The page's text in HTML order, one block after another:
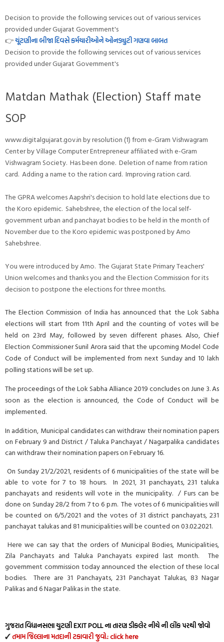
Decision to provide the following services out of various services
provided under Gujarat Government's
👉ચૂંટણીના બીજા દિવસે કર્મચારીઓને ઓનડ્યુટી ગણવા બાબત
Decision to provide the following services out of various services
provided under Gujarat Government's
Matdan Mathak (Election) Staff mate
SOP
www.digitalgujarat.gov.in by resolution (1) from e-Gram Vishwagram
Center by Village Computer Entrepreneur affiliated with e-Gram
Vishwagram Society. Has been done. Deletion of name from ration
card. Adding a name to the ration card. Improving ration card.
The GPRA welcomes Aapshri's decision to hold late elections due to
the Koro epidemic. Sahebshree, the election of the local self-
government urban and panchayat bodies to be held in the month of
November due to the Koro epidemic was postponed by Amo
Sahebshree.
You were introduced by Amo. The Gujarat State Primary Teachers'
Union welcomes and thanks you and the Election Commission for its
decision to postpone the elections for three months.
The Election Commission of India has announced that the Lok Sabha
elections will start from 11th April and the counting of votes will be
held on 23rd May, followed by seven different phases. Also, Chief
Election Commissioner Sunil Arora said that the upcoming Model Code
Code of Conduct will be implemented from next Sunday and 10 lakh
polling stations will be set up.
The proceedings of the Lok Sabha Alliance 2019 concludes on June 3. As
soon as the election is announced, the Code of Conduct will be
implemented.
In addition, Municipal candidates can withdraw their nomination papers
on February 9 and District / Taluka Panchayat / Nagarpalika candidates
can withdraw their nomination papers on February 16.
On Sunday 21/2/2021, residents of 6 municipalities of the state will be
able to vote for 7 to 18 hours. In 2021, 31 panchayats, 231 taluka
panchayats and residents will vote in the municipality. / Furs can be
done on Sunday 28/2 from 7 to 6 p.m. The votes of 6 municipalities will
be counted on 6/5/2021 and the votes of 31 district panchayats, 231
panchayat talukas and 81 municipalities will be counted on 03.02.2021.
Here we can say that the orders of Municipal Bodies, Municipalities,
Zila Panchayats and Taluka Panchayats expired last month. The
government commission today announced the election of these local
bodies. There are 31 Panchayats, 231 Panchayat Talukas, 83 Nagar
Palikas and 6 Nagar Palikas in the state.
ગુજરાત વિધાનસભા ચુટણી EXIT POLL ના તારણ ડીકલેર નીચે ની લીંક પરથી જોવો
✓તમામ જિલ્લાના મતદાની ટકાવારી જુવો.: click here